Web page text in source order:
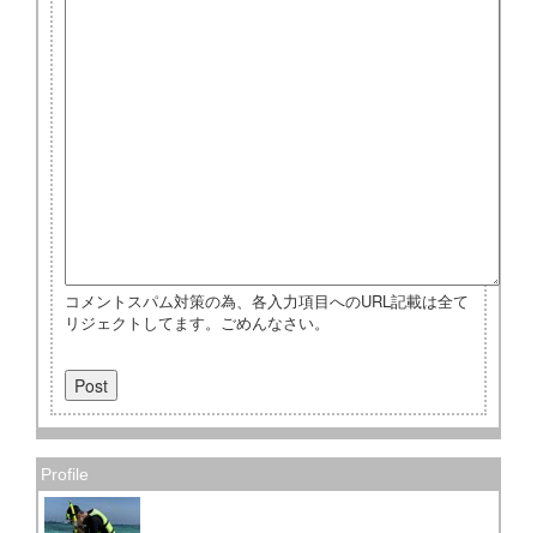
コメントスパム対策の為、各入力項目へのURL記載は全て
リジェクトしてます。ごめんなさい。
Profile